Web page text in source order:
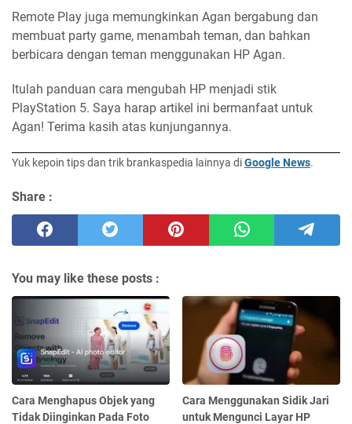
Remote Play juga memungkinkan Agan bergabung dan
membuat party game, menambah teman, dan bahkan
berbicara dengan teman menggunakan HP Agan.
Itulah panduan cara mengubah HP menjadi stik
PlayStation 5. Saya harap artikel ini bermanfaat untuk
Agan! Terima kasih atas kunjungannya.
Yuk kepoin tips dan trik brankaspedia lainnya diGoogle News.
Share :
You may like these posts :
Cara Menghapus Objek yang
Tidak Diinginkan Pada Foto
Cara Menggunakan Sidik Jari
untuk Mengunci Layar HP